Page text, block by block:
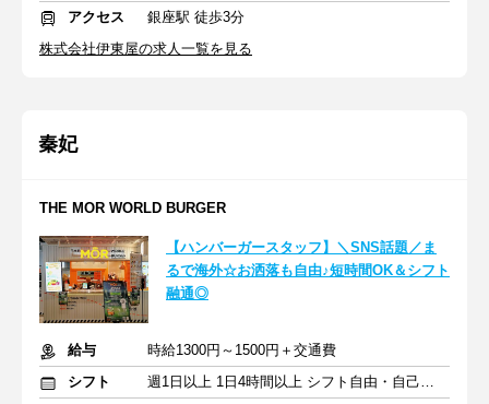
アクセス
銀座駅 徒歩3分
株式会社伊東屋の求人一覧を見る
秦妃
THE MOR WORLD BURGER
【ハンバーガースタッフ】＼SNS話題／ま
るで海外☆お洒落も自由♪短時間OK＆シフト
融通◎
給与
時給1300円～1500円＋交通費
シフト
週1日以上 1日4時間以上 シフト自由・自己申告